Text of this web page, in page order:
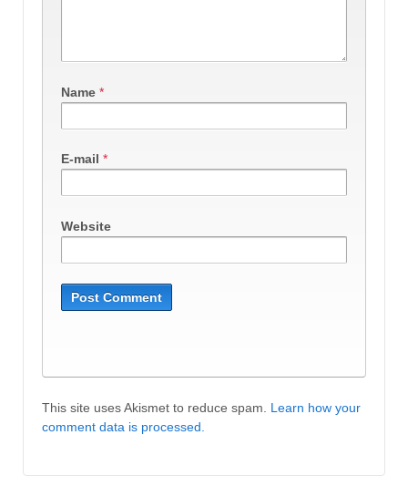
Name *
E-mail *
Website
This site uses Akismet to reduce spam. Learn how your
comment data is processed.